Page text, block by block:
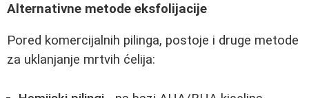
Alternativne metode eksfolijacije
Pored komercijalnih pilinga, postoje i druge metode
za uklanjanje mrtvih ćelija: